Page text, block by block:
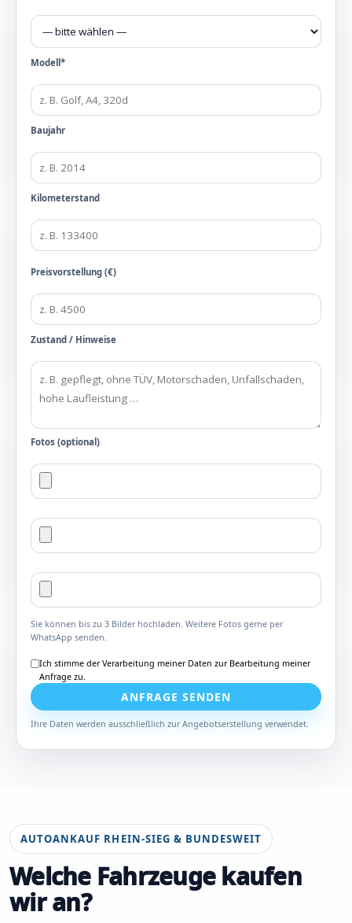
Modell*
Baujahr
Kilometerstand
Preisvorstellung (€)
Zustand / Hinweise
Fotos (optional)
Sie können bis zu 3 Bilder hochladen. Weitere Fotos gerne per
WhatsApp senden.
Ich stimme der Verarbeitung meiner Daten zur Bearbeitung meiner
Anfrage zu.
ANFRAGE SENDEN
Ihre Daten werden ausschließlich zur Angebotserstellung verwendet.
AUTOANKAUF RHEIN-SIEG & BUNDESWEIT
Welche Fahrzeuge kaufen
wir an?